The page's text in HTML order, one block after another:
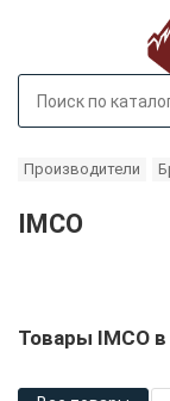
Производители
IMCO
Товары IMCO